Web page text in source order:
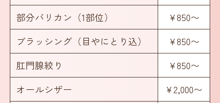
部分バリカン（1部位）
¥850〜
ブラッシング（目やにとり込）
¥850〜
肛門腺絞り
¥850〜
オールシザー
¥2,000〜